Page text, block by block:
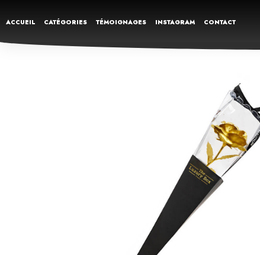
ACCUEIL CATÉGORIES TÉMOIGNAGES INSTAGRAM CONTACT